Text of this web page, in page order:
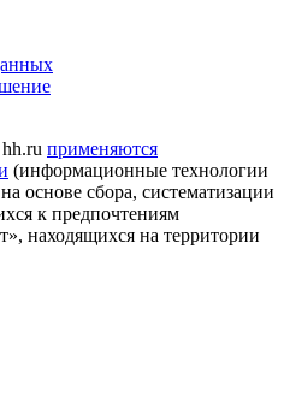
применяются
(информационные технологии
основе сбора, систематизации
к предпочтениям
находящихся на территории